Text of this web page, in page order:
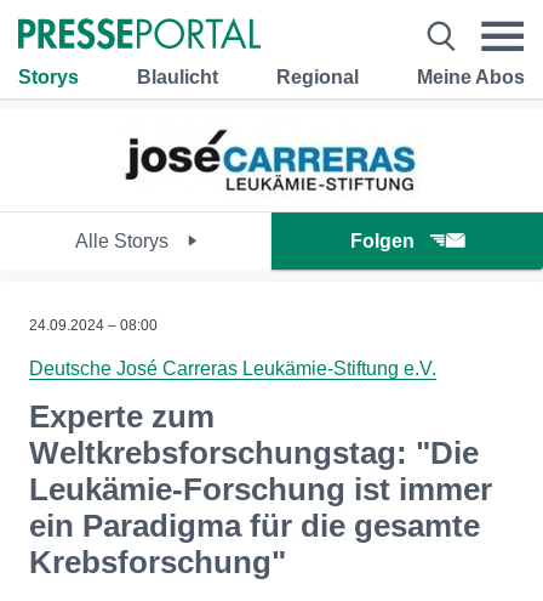
Storys Blaulicht Regional Meine Abos
Alle Storys Folgen
24.09.2024 – 08:00
Deutsche José Carreras Leukämie-Stiftung e.V.
Experte zum
Weltkrebsforschungstag: "Die
Leukämie-Forschung ist immer
ein Paradigma für die gesamte
Krebsforschung"